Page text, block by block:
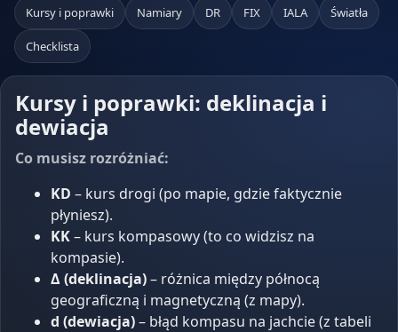
Kursy i poprawki Namiary DR FIX IALA Światła
Checklista
Kursy i poprawki: deklinacja i
dewiacja
Co musisz rozróżniać:
KD – kurs drogi (po mapie, gdzie faktycznie
płyniesz).
KK– kurs kompasowy (to co widzisz na
kompasie).
Δ (deklinacja)– różnica między północą
geograficzną i magnetyczną (z mapy).
d (dewiacja)– błąd kompasu na jachcie (z tabeli